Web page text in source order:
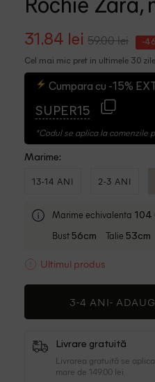
Rochie Zara,
31.84 lei 59.00 lei -
Cel mai mic pret in ultimele 30
Cumpara cu -15%
SUPER15
*Codul se aplica la comenzile
Marime:
13-14 ANI 2-3 ANI
Marime echivalenta 104
Bust 56cm Talie 53cm
Ultimul produs
3-4 ANI-
Livrare gratuită
Livrarea gratuită se
mare de 149.00 lei